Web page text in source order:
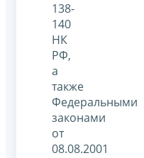
138-
140
НК
РФ,
а
также
Федеральными
законами
от
08.08.2001